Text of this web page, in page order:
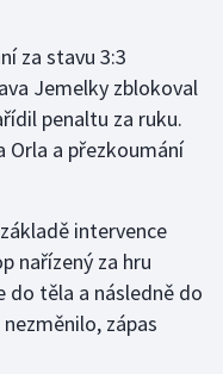
za stavu 3:3
Jemelky zblokoval
penaltu za ruku.
Orla a přezkoumání
intervence
nařízený za hru
do těla a následně do
zápas